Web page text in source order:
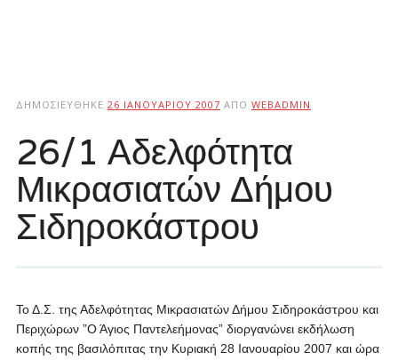
ΔΗΜΟΣΙΕΎΘΗΚΕ 26 ΙΑΝΟΥΑΡΊΟΥ 2007 ΑΠΌ WEBADMIN
26/1 Αδελφότητα
Μικρασιατών Δήμου
Σιδηροκάστρου
Το Δ.Σ. της Αδελφότητας Μικρασιατών Δήμου Σιδηροκάστρου και
Περιχώρων ”Ο Άγιος Παντελεήμονας” διοργανώνει εκδήλωση
κοπής της βασιλόπιτας την Κυριακή 28 Ιανουαρίου 2007 και ώρα